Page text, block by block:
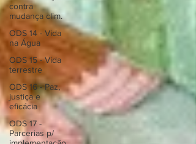
contra
mudança clim.
ODS 14 - Vida
na Água
ODS 15 - Vida
terrestre
ODS 16 - Paz,
justiça e
eficácia
ODS 17 -
Parcerias p/